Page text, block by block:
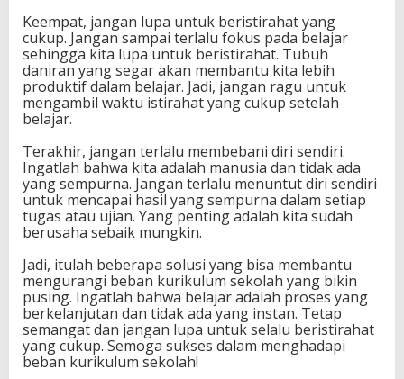
Keempat, jangan lupa untuk beristirahat yang
cukup. Jangan sampai terlalu fokus pada belajar
sehingga kita lupa untuk beristirahat. Tubuh
daniran yang segar akan membantu kita lebih
produktif dalam belajar. Jadi, jangan ragu untuk
mengambil waktu istirahat yang cukup setelah
belajar.
Terakhir, jangan terlalu membebani diri sendiri.
Ingatlah bahwa kita adalah manusia dan tidak ada
yang sempurna. Jangan terlalu menuntut diri sendiri
untuk mencapai hasil yang sempurna dalam setiap
tugas atau ujian. Yang penting adalah kita sudah
berusaha sebaik mungkin.
Jadi, itulah beberapa solusi yang bisa membantu
mengurangi beban kurikulum sekolah yang bikin
pusing. Ingatlah bahwa belajar adalah proses yang
berkelanjutan dan tidak ada yang instan. Tetap
semangat dan jangan lupa untuk selalu beristirahat
yang cukup. Semoga sukses dalam menghadapi
beban kurikulum sekolah!